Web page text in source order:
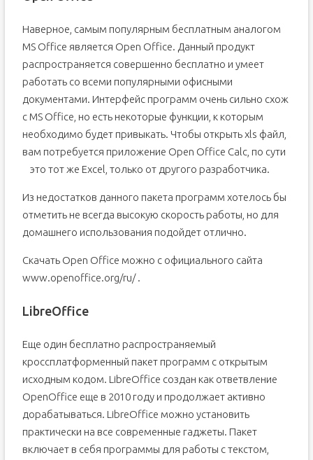
Наверное, самым популярным бесплатным аналогом
MS Office является Open Office. Данный продукт
распространяется совершенно бесплатно и умеет
работать со всеми популярными офисными
документами. Интерфейс программ очень сильно схож
с MS Office, но есть некоторые функции, к которым
необходимо будет привыкать. Чтобы открыть xls файл,
вам потребуется приложение Open Office Calc, по сути
это тот же Excel, только от другого разработчика.
Из недостатков данного пакета программ хотелось бы
отметить не всегда высокую скорость работы, но для
домашнего использования подойдет отлично.
Скачать Open Office можно c официального сайта
www.openoffice.org/ru/ .
LibreOffice
Еще один бесплатно распространяемый
кроссплатформенный пакет программ с открытым
исходным кодом. LibreOffice создан как ответвление
OpenOffice еще в 2010 году и продолжает активно
дорабатываться. LibreOffice можно установить
практически на все современные гаджеты. Пакет
включает в себя программы для работы с текстом,